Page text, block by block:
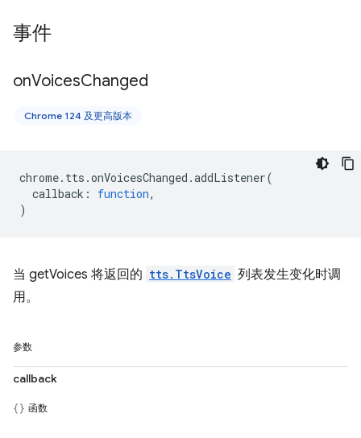
事件
onVoicesChanged
Chrome 124 及更高版本
chrome. tts .onVoicesChanged .addListener(
callback : function,
)
当 getVoices 将返回的 tts.TtsVoice 列表发生变化时调
用。
参数
callback
函数